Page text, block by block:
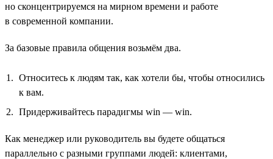
но сконцентрируемся на мирном времени и работе
в современной компании.
За базовые правила общения возьмём два.
Относитесь к людям так, как хотели бы, чтобы относились
к вам.
Придерживайтесь парадигмы win — win.
Как менеджер или руководитель вы будете общаться
параллельно с разными группами людей: клиентами,